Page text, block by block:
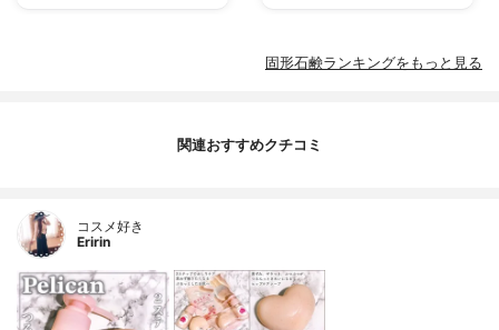
固形石鹸ランキングをもっと見る
関連おすすめクチコミ
コスメ好き
Eririn